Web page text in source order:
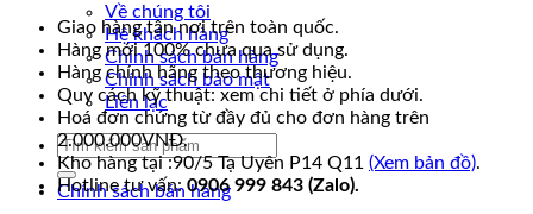
Về chúng tôi
Hệ khách hàng
Chính sách bán hàng
Chính sách bảo mật
Liên lạc
Tìm
kiếm:
Chính sách bán hàng
Giao hàng tận nơi trên toàn quốc.
Hàng mới 100% chưa qua sử dụng.
Hàng chính hãng theo thương hiệu.
Quy cách kỹ thuật: xem chi tiết ở phía dưới.
Hoá đơn chứng từ đầy đủ cho đơn hàng trên
2.000.000VNĐ.
Kho hàng tại :90/5 Tạ Uyên P14 Q11 (Xem bản đồ).
Hotline tư vấn:0906 999 843 (Zalo).